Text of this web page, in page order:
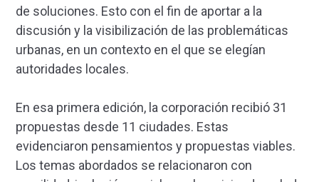
de soluciones. Esto con el fin de aportar a la
discusión y la visibilización de las problemáticas
urbanas, en un contexto en el que se elegían
autoridades locales.
En esa primera edición, la corporación recibió 31
propuestas desde 11 ciudades. Estas
evidenciaron pensamientos y propuestas viables.
Los temas abordados se relacionaron con